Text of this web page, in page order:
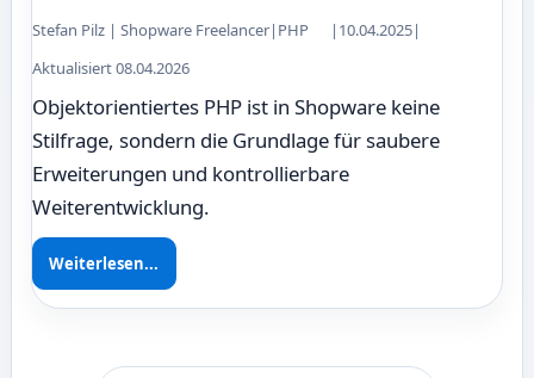
Stefan Pilz | Shopware Freelancer| PHP | 10.04.2025|
Aktualisiert 08.04.2026
Objektorientiertes PHP ist in Shopware keine
Stilfrage, sondern die Grundlage für saubere
Erweiterungen und kontrollierbare
Weiterentwicklung.
Weiterlesen...